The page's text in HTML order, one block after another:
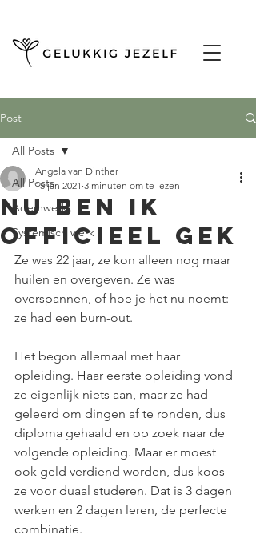
Post
All Posts
Ademwerk
Systemisch werk
All Posts
Nu ben ik
officieel gek
Angela van Dinther
15 jan 2021 3 minuten om te lezen
Ze was 22 jaar, ze kon alleen nog maar
huilen en overgeven. Ze was
overspannen, of hoe je het nu noemt:
ze had een burn-out.
Het begon allemaal met haar
opleiding. Haar eerste opleiding vond
ze eigenlijk niets aan, maar ze had
geleerd om dingen af te ronden, dus
diploma gehaald en op zoek naar de
volgende opleiding. Maar er moest
ook geld verdiend worden, dus koos
ze voor duaal studeren. Dat is 3 dagen
werken en 2 dagen leren, de perfecte
combinatie.